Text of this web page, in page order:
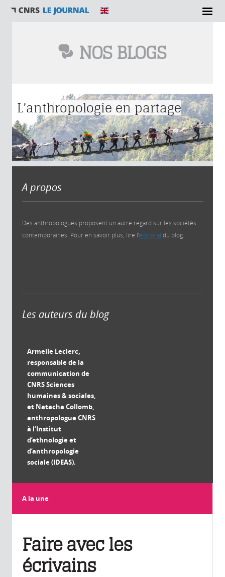
NOS BLOGS
L’anthropologie en partage
A propos
Des anthropologues proposent un autre regard sur les sociétés
contemporaines. Pour en savoir plus, lire l’éditorial du blog.
Les auteurs du blog
Armelle Leclerc,
responsable de la
communication de
CNRS Sciences
humaines & sociales,
et Natacha Collomb,
anthropologue CNRS
à l’Institut
d’ethnologie et
d’anthropologie
sociale (IDEAS).
A la une
Faire avec les
écrivains